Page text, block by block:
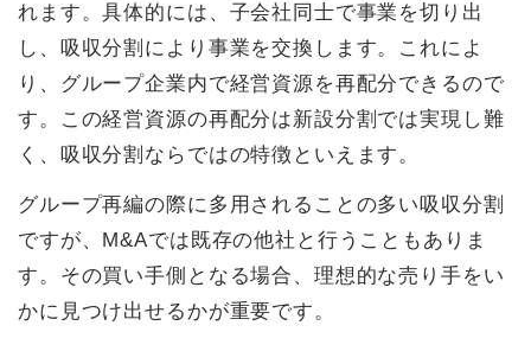
れます。具体的には、子会社同士で事業を切り出
し、吸収分割により事業を交換します。これによ
り、グループ企業内で経営資源を再配分できるので
す。この経営資源の再配分は新設分割では実現し難
く、吸収分割ならではの特徴といえます。
グループ再編の際に多用されることの多い吸収分割
ですが、M&Aでは既存の他社と行うこともありま
す。その買い手側となる場合、理想的な売り手をい
かに見つけ出せるかが重要です。